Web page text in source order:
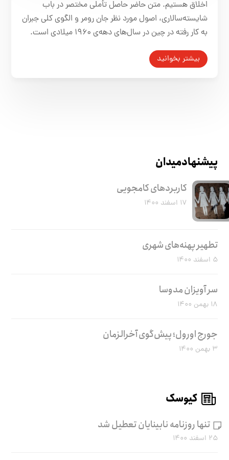
اخلاق هستیم. متن حاضر حاصل تأملی مختصر در باب
شایسته‌سالاری، اصول مورد نظر جان رومر و الگوی کلی جبران
به کار رفته در چین در سال‌های دهه‌ی ۱۹۶۰ میلادی است.
بیشتر بخوانید
پیشنهاد میدان
کاربرد‌های کامجویی
۱۷ اسفند ۱۴۰۰
تطهیر پهنه‌های شهری
۵ اسفند ۱۴۰۰
سر آویزان مدوسا
۱۸ بهمن ۱۴۰۰
جورج اورول؛ پیش‌گوی آخرالزمان
۳ بهمن ۱۴۰۰
کیوسک
تنها روزنامه نابینایان تعطیل شد
۲۵ اسفند ۱۴۰۰